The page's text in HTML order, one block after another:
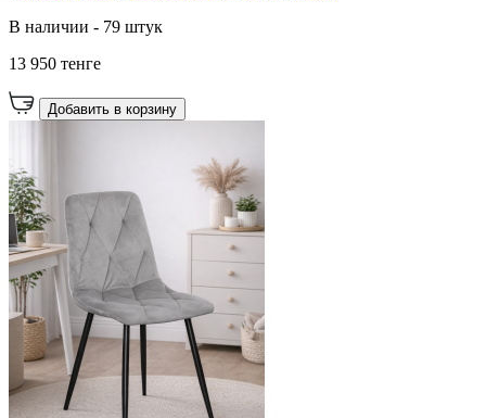
В наличии - 79 штук
13 950 тенге
Добавить в корзину